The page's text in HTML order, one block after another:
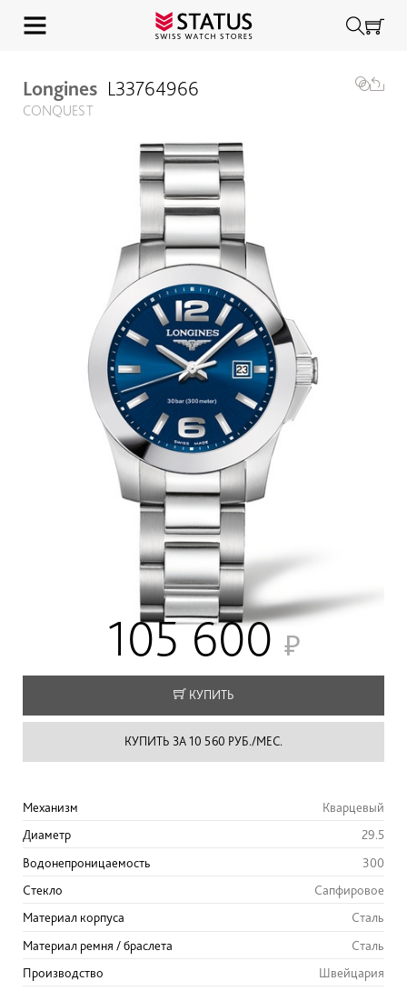
Longines L33764966
CONQUEST
105 600
КУПИТЬ
КУПИТЬ ЗА 10 560 РУБ./МЕС.
Механизм
Кварцевый
Диаметр
29.5
Водонепроницаемость
300
Стекло
Сапфировое
Материал корпуса
Сталь
Материал ремня / браслета
Сталь
Производство
Швейцария